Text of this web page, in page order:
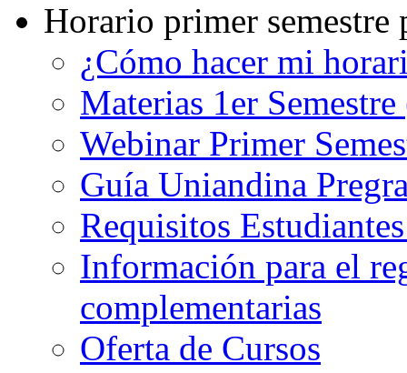
Horario primer semestre
¿Cómo hacer mi
Materias 1er
Webinar Primer
Guía Uniandina
Requisitos
Información para el
complementarias
Oferta de Cursos